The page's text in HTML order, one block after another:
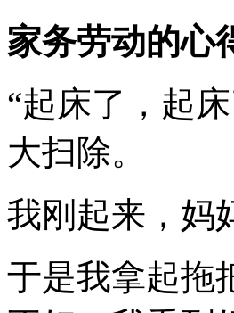
家务劳动的心
“起床了，起
大扫除。
我刚起来，妈
于是我拿起拖